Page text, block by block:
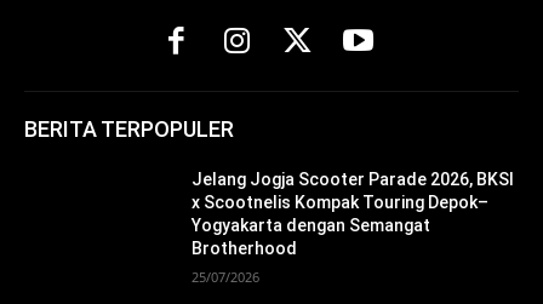
BERITA TERPOPULER
Jelang Jogja Scooter Parade 2026, BKSI
x Scootnelis Kompak Touring Depok–
Yogyakarta dengan Semangat
Brotherhood
25/07/2026